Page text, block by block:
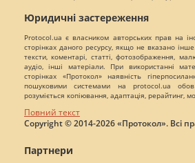
Юридичні застереження
Protocol.ua є власником авторських прав на
сторінках даного ресурсу, якщо не вказано
тексти, коментарі, статті, фотозображення,
аудіо, інші матеріали. При використанні
сторінках «Протокол» наявність
пошуковими системами на protocol.ua
розуміється копіювання, адаптація, рерайтинг,
Повний текст
Copyright © 2014-2026 «Протокол». Всі
Партнери